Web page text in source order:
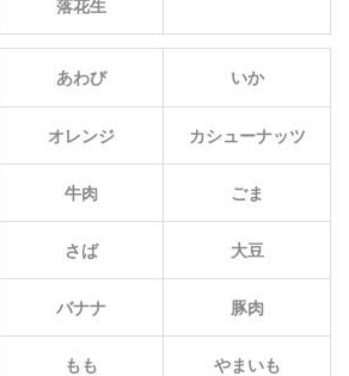
落花生
あわび いか
オレンジ カシューナッツ
牛肉 ごま
さば 大豆
バナナ 豚肉
もも やまいも